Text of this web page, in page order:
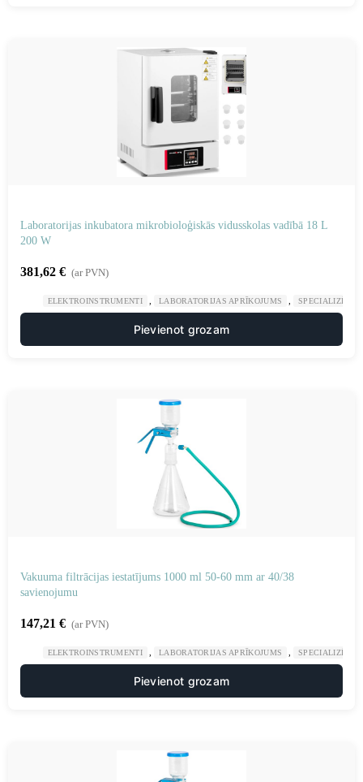
Laboratorijas inkubatora mikrobioloģiskās vidusskolas vadībā 18 L
200 W
381,62 € (ar PVN)
ELEKTROINSTRUMENTI LABORATORIJAS APRĪKOJUMS
Pievienot grozam
Vakuuma filtrācijas iestatījums 1000 ml 50-60 mm ar 40/38
savienojumu
147,21 € (ar PVN)
ELEKTROINSTRUMENTI LABORATORIJAS APRĪKOJUMS
Pievienot grozam